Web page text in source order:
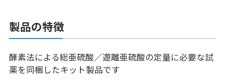
製品の特徴
酵素法による総亜硫酸／遊離亜硫酸の定量に必要な試
薬を同梱したキット製品です